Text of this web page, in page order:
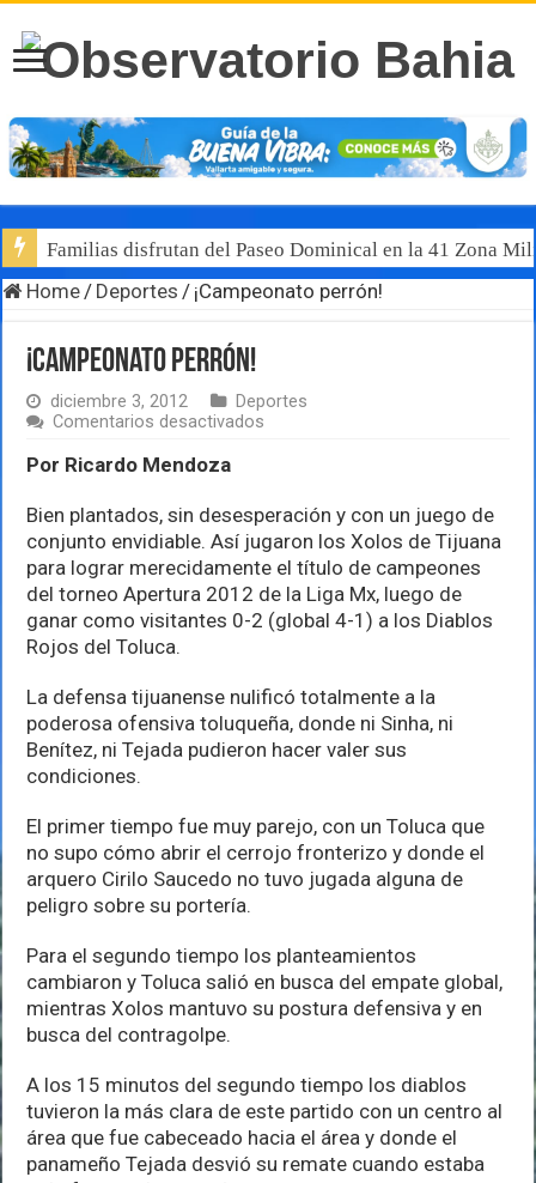
Familias disfrutan del Paseo Dominical en la 41 Zona
Home / Deportes / ¡Campeonato perrón!
¡Campeonato perrón!
diciembre 3, 2012
Deportes
Comentarios desactivados
Por Ricardo Mendoza
Bien plantados, sin desesperación y con un juego de
conjunto envidiable. Así jugaron los Xolos de Tijuana
para lograr merecidamente el título de campeones
del torneo Apertura 2012 de la Liga Mx, luego de
ganar como visitantes 0-2 (global 4-1) a los Diablos
Rojos del Toluca.
La defensa tijuanense nulificó totalmente a la
poderosa ofensiva toluqueña, donde ni Sinha, ni
Benítez, ni Tejada pudieron hacer valer sus
condiciones.
El primer tiempo fue muy parejo, con un Toluca que
no supo cómo abrir el cerrojo fronterizo y donde el
arquero Cirilo Saucedo no tuvo jugada alguna de
peligro sobre su portería.
Para el segundo tiempo los planteamientos
cambiaron y Toluca salió en busca del empate global,
mientras Xolos mantuvo su postura defensiva y en
busca del contragolpe.
A los 15 minutos del segundo tiempo los diablos
tuvieron la más clara de este partido con un centro al
área que fue cabeceado hacia el área y donde el
panameño Tejada desvió su remate cuando estaba